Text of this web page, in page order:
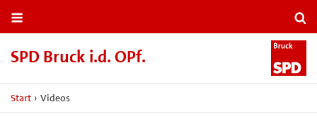
SPD Bruck i.​d.​ OPf.​
Start › Videos